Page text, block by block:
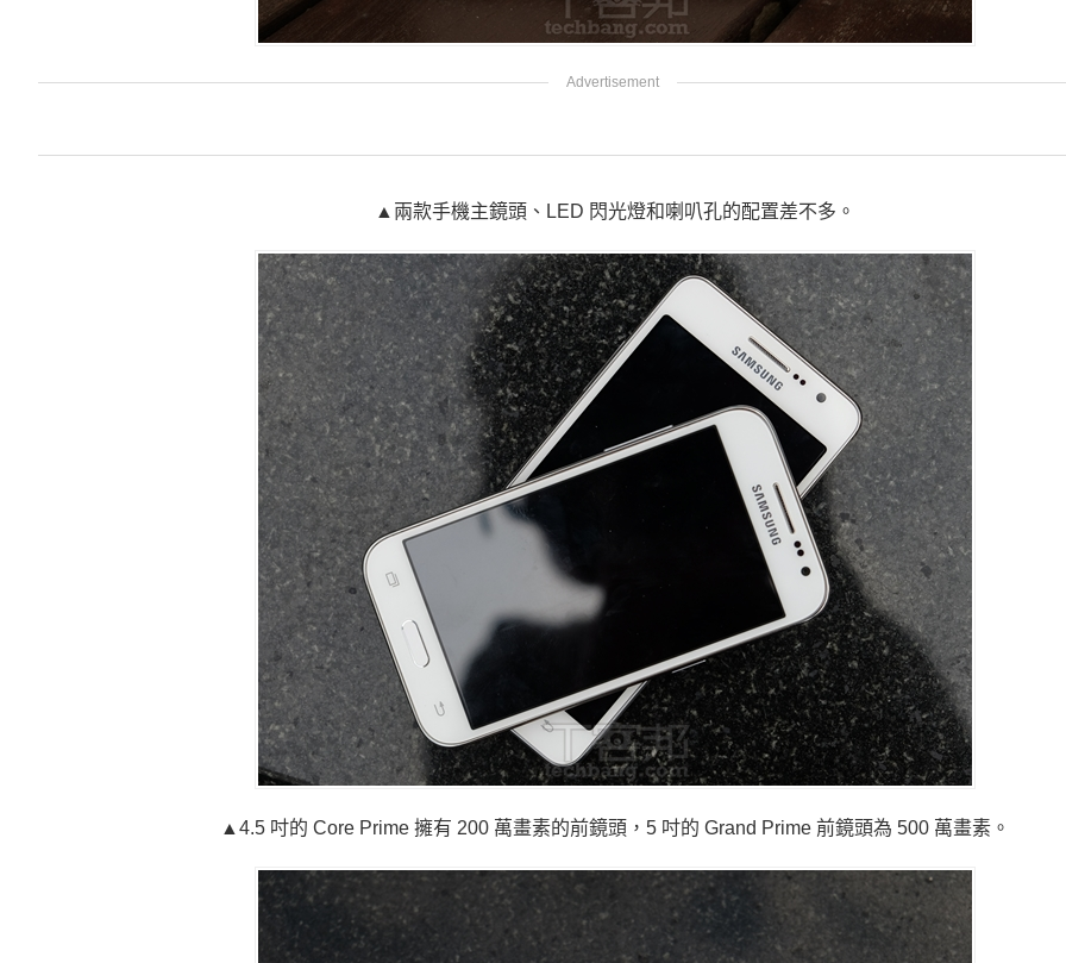
▲兩款手機主鏡頭、LED 閃光燈和喇叭孔的配置差不多。
▲4.5 吋的 Core Prime 擁有 200 萬畫素的前鏡頭，5 吋的 Grand Prime 前鏡頭為 500 萬畫素。